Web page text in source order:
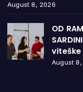
August 8, 2026
OD
August